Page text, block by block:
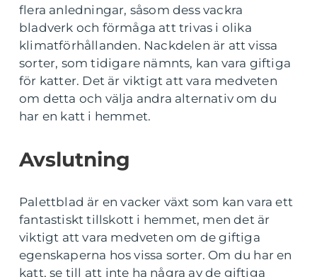
flera anledningar, såsom dess vackra
bladverk och förmåga att trivas i olika
klimatförhållanden. Nackdelen är att vissa
sorter, som tidigare nämnts, kan vara giftiga
för katter. Det är viktigt att vara medveten
om detta och välja andra alternativ om du
har en katt i hemmet.
Avslutning
Palettblad är en vacker växt som kan vara ett
fantastiskt tillskott i hemmet, men det är
viktigt att vara medveten om de giftiga
egenskaperna hos vissa sorter. Om du har en
katt, se till att inte ha några av de giftiga